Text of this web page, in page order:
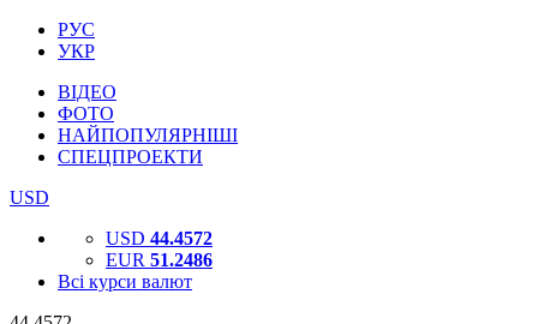
РУС
УКР
ВІДЕО
ФОТО
НАЙПОПУЛЯРНІШІ
СПЕЦПРОЕКТИ
USD
USD 44.4572
EUR 51.2486
Всі курси валют